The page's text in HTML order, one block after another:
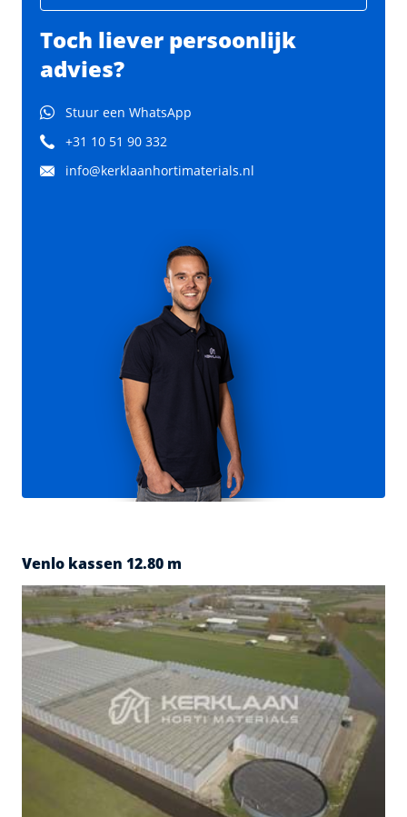
Toch liever persoonlijk
advies?
Stuur een WhatsApp
+31 10 51 90 332
info@kerklaanhortimaterials.nl
Venlo kassen 12.80 m